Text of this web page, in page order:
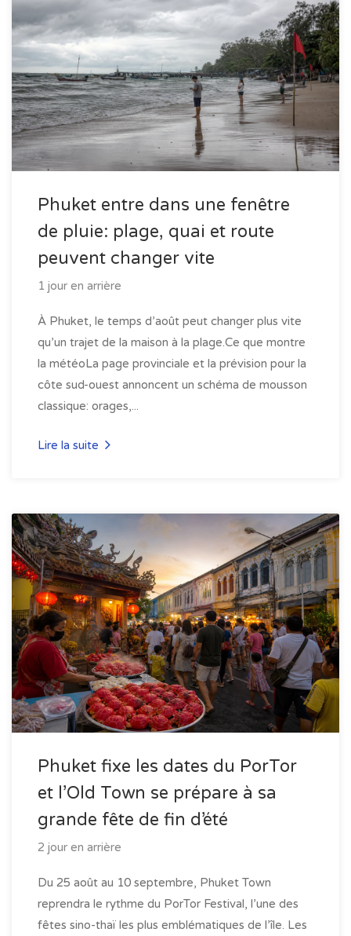
Phuket entre dans une fenêtre
de pluie: plage, quai et route
peuvent changer vite
1 jour en arrière
À Phuket, le temps d’août peut changer plus vite
qu’un trajet de la maison à la plage.Ce que montre
la météoLa page provinciale et la prévision pour la
côte sud-ouest annoncent un schéma de mousson
classique: orages,...
Lire la suite
Phuket fixe les dates du PorTor
et l’Old Town se prépare à sa
grande fête de fin d’été
2 jour en arrière
Du 25 août au 10 septembre, Phuket Town
reprendra le rythme du PorTor Festival, l’une des
fêtes sino-thaï les plus emblématiques de l’île. Les